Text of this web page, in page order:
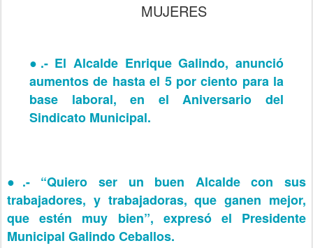
MUJERES
●.- El Alcalde Enrique Galindo, anunció
aumentos de hasta el 5 por ciento para la
base laboral, en el Aniversario del
Sindicato Municipal.
●.- “Quiero ser un buen Alcalde con sus
trabajadores, y trabajadoras, que ganen mejor,
que estén muy bien”, expresó el Presidente
Municipal Galindo Ceballos.